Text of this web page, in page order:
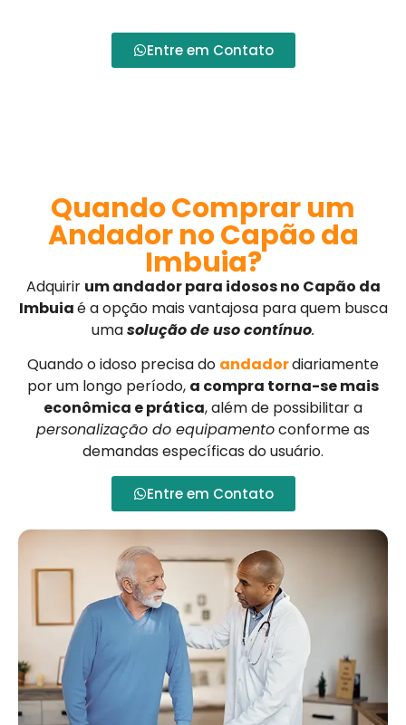
Entre em Contato
Quando Comprar um
Andador no Capão da
Imbuia?
Adquirir um andador para idosos no Capão da
Imbuiaé a opção mais vantajosa para quem busca
umasolução de uso contínuo.
Quando o idoso precisa do andadordiariamente
por um longo período, a compra torna-se mais
econômica e prática, além de possibilitar a
personalização do equipamentoconforme as
demandas específicas do usuário.
Entre em Contato